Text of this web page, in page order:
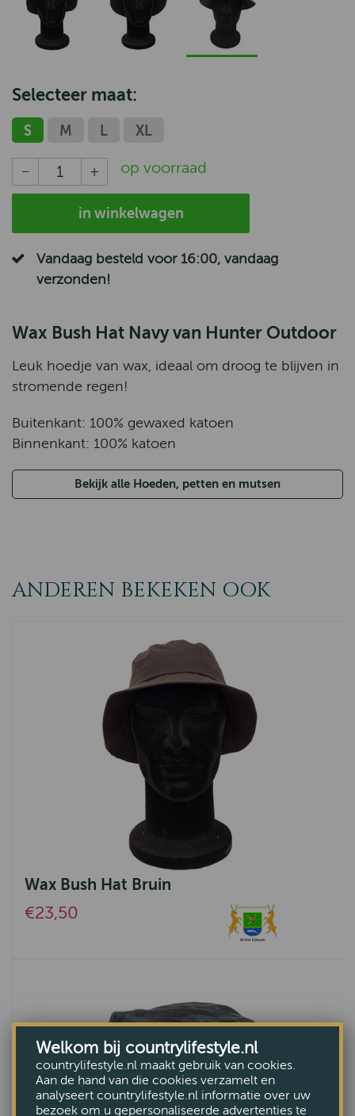
Selecteer maat:
S M L XL
op voorraad
in winkelwagen
Vandaag besteld voor 16:00, vandaag
verzonden!
Wax Bush Hat Navy van Hunter Outdoor
Leuk hoedje van wax, ideaal om droog te blijven in
stromende regen!
Buitenkant: 100% gewaxed katoen
Binnenkant: 100% katoen
Bekijk alle Hoeden, petten en mutsen
ANDEREN BEKEKEN OOK
Wax Bush Hat Bruin
€23,50
Welkom bij countrylifestyle.nl
countrylifestyle.nl maakt gebruik van cookies.
Aan de hand van die cookies verzamelt en
analyseert countrylifestyle.nl informatie over uw
bezoek om u gepersonaliseerde advertenties te